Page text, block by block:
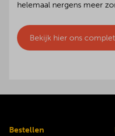
helemaal nergens meer
Bekijk hier ons
Bestellen